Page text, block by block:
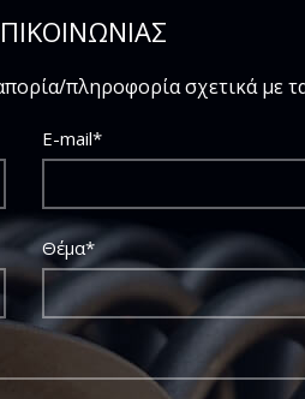
πληροφορία σχετικά με
E-mail*
Θέμα*